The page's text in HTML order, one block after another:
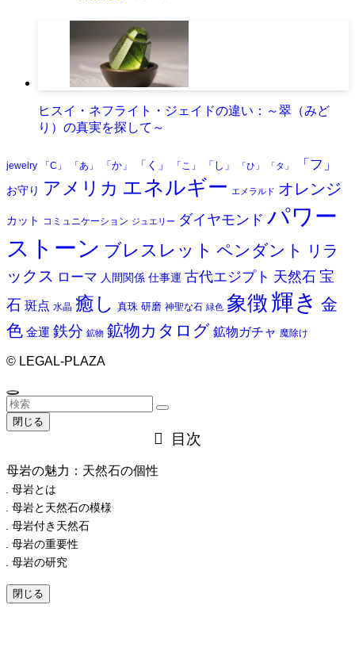
ヒスイ・ネフライト・ジェイドの違い：～翠（みど
り）の真実を探して～
jewelry 「C」 「あ」 「か」 「く」 「こ」 「し」 「ひ」 「タ」 「フ」
お守り アメリカ エネルギー エメラルド オレンジ
カット コミュニケーション ジュエリー ダイヤモンド パワー
ストーン ブレスレット ペンダント
リラ
ックス ローマ 人間関係 仕事運 古代エジプト 天然石 宝
石 斑点 水晶 癒し 真珠 研磨 神聖な石 緑色 象徴 輝き 金
色 金運 鉄分 鉱物 鉱物カタログ 鉱物ガチャ 魔除け
© LEGAL-PLAZA
閉じる
目次
母岩の魅力：天然石の個性
母岩とは
母岩と天然石の模様
母岩付き天然石
母岩の重要性
母岩の研究
閉じる